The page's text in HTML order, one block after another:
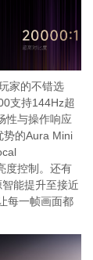
家的不错选
支持144Hz超
性与操作响应
势的Aura Mini
度控制。还有
能提升至接近
每一帧画面都